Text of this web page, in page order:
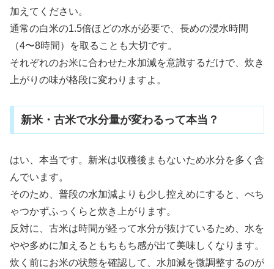
加えてください。
通常の白米の1.5倍ほどの水が必要で、長めの浸水時間
（4〜8時間）を取ることも大切です。
それぞれのお米に合わせた水加減を意識するだけで、炊き
上がりの味が格段に変わりますよ。
新米・古米で水分量が変わるって本当？
はい、本当です。新米は収穫後まもないため水分を多く含
んでいます。
そのため、普段の水加減よりも少し控えめにすると、べち
ゃつかずふっくらと炊き上がります。
反対に、古米は時間が経って水分が抜けているため、水を
やや多めに加えるともちもち感が出て美味しくなります。
炊く前にお米の状態を確認して、水加減を微調整するのが